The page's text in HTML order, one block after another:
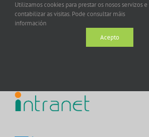
Utilizamos cookies para prestar os nosos servizos e
contabilizar as visitas. Pode consultar máis
información
Acepto